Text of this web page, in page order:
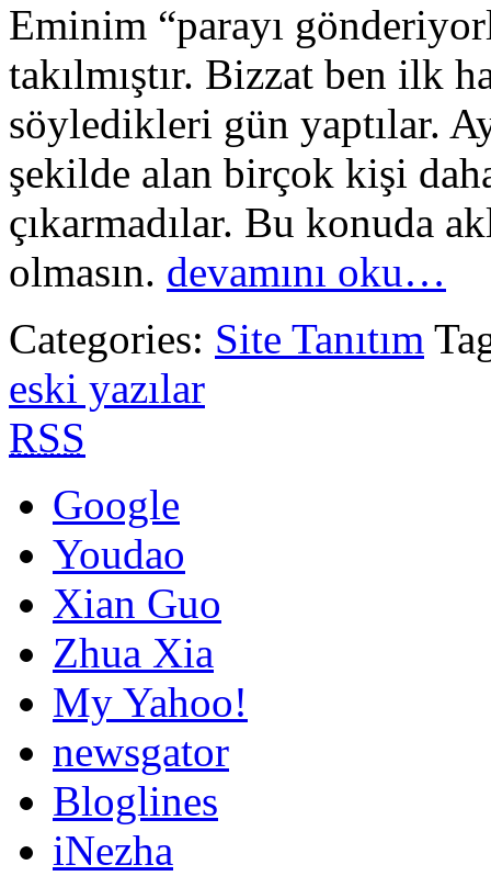
Eminim “parayı
takılmıştır. Bizzat ben ilk
söyledikleri gün yaptılar.
şekilde alan birçok kişi
çıkarmadılar. Bu konuda
olmasın. devamını oku…
Categories: Site Tanıtım
eski yazılar
RSS
Google
Youdao
Xian Guo
Zhua Xia
My Yahoo!
newsgator
Bloglines
iNezha